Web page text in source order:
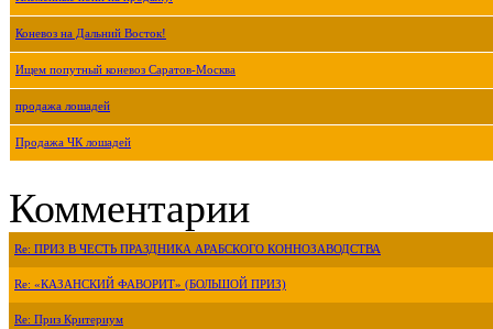
Коневоз на Дальний Восток!
Ищем попутный коневоз Саратов-Москва
продажа лошадей
Продажа ЧК лошадей
Комментарии
Re: ПРИЗ В ЧЕСТЬ ПРАЗДНИКА АРАБСКОГО КОННОЗАВОДСТВА
Re: «КАЗАНСКИЙ ФАВОРИТ» (БОЛЬШОЙ ПРИЗ)
Re: Приз Критериум